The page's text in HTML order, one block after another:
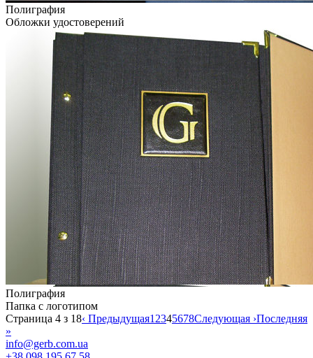
Полиграфия
Обложки удостоверений
Полиграфия
Папка с логотипом
Страница 4 з 18‹ Предыдущая1 2345678Следующая ›Последняя
»
info@gerb.com.ua